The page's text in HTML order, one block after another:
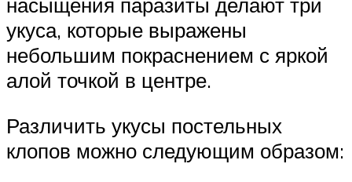
укуса, которые выражены
небольшим покраснением с яркой
алой точкой в центре.
Различить укусы постельных
клопов можно следующим образом: